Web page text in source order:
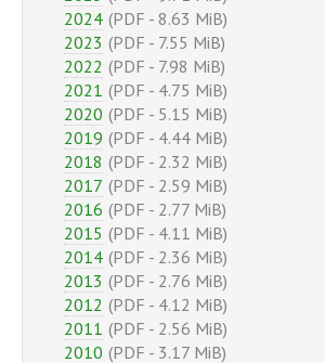
2024 (PDF - 8.63 MiB)
2023 (PDF - 7.55 MiB)
2022 (PDF - 7.98 MiB)
2021 (PDF - 4.75 MiB)
2020 (PDF - 5.15 MiB)
2019 (PDF - 4.44 MiB)
2018 (PDF - 2.32 MiB)
2017 (PDF - 2.59 MiB)
2016 (PDF - 2.77 MiB)
2015 (PDF - 4.11 MiB)
2014 (PDF - 2.36 MiB)
2013 (PDF - 2.76 MiB)
2012 (PDF - 4.12 MiB)
2011 (PDF - 2.56 MiB)
2010 (PDF - 3.17 MiB)